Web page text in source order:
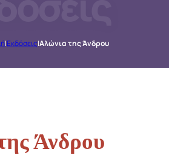
|Εκδόσεις|Αλώνια της Άνδρου
Άνδρου